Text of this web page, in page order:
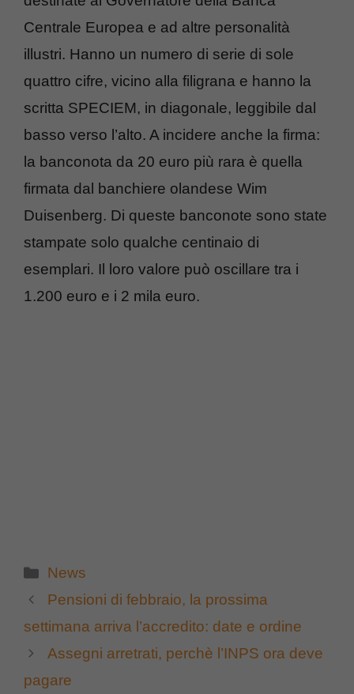
Centrale Europea e ad altre personalità
illustri. Hanno un numero di serie di sole
quattro cifre, vicino alla filigrana e hanno la
scritta SPECIEM, in diagonale, leggibile dal
basso verso l’alto. A incidere anche la firma:
la banconota da 20 euro più rara è quella
firmata dal banchiere olandese Wim
Duisenberg. Di queste banconote sono state
stampate solo qualche centinaio di
esemplari. Il loro valore può oscillare tra i
1.200 euro e i 2 mila euro.
Categorie
News
Pensioni di febbraio, la prossima
settimana arriva l’accredito: date e ordine
Assegni arretrati, perchè l’INPS ora deve
pagare